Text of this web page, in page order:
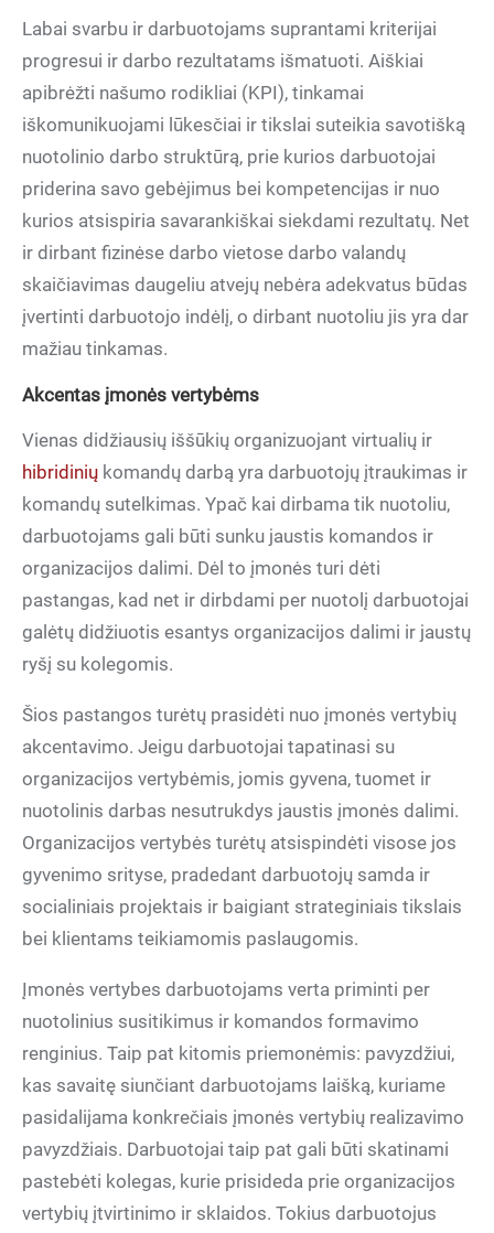
Labai svarbu ir darbuotojams suprantami kriterijai
progresui ir darbo rezultatams išmatuoti. Aiškiai
apibrėžti našumo rodikliai (KPI), tinkamai
iškomunikuojami lūkesčiai ir tikslai suteikia savotišką
nuotolinio darbo struktūrą, prie kurios darbuotojai
priderina savo gebėjimus bei kompetencijas ir nuo
kurios atsispiria savarankiškai siekdami rezultatų. Net
ir dirbant fizinėse darbo vietose darbo valandų
skaičiavimas daugeliu atvejų nebėra adekvatus būdas
įvertinti darbuotojo indėlį, o dirbant nuotoliu jis yra dar
mažiau tinkamas.
Akcentas įmonės vertybėms
Vienas didžiausių iššūkių organizuojant virtualių ir
hibridinių komandų darbą yra darbuotojų įtraukimas ir
komandų sutelkimas. Ypač kai dirbama tik nuotoliu,
darbuotojams gali būti sunku jaustis komandos ir
organizacijos dalimi. Dėl to įmonės turi dėti
pastangas, kad net ir dirbdami per nuotolį darbuotojai
galėtų didžiuotis esantys organizacijos dalimi ir jaustų
ryšį su kolegomis.
Šios pastangos turėtų prasidėti nuo įmonės vertybių
akcentavimo. Jeigu darbuotojai tapatinasi su
organizacijos vertybėmis, jomis gyvena, tuomet ir
nuotolinis darbas nesutrukdys jaustis įmonės dalimi.
Organizacijos vertybės turėtų atsispindėti visose jos
gyvenimo srityse, pradedant darbuotojų samda ir
socialiniais projektais ir baigiant strateginiais tikslais
bei klientams teikiamomis paslaugomis.
Įmonės vertybes darbuotojams verta priminti per
nuotolinius susitikimus ir komandos formavimo
renginius. Taip pat kitomis priemonėmis: pavyzdžiui,
kas savaitę siunčiant darbuotojams laišką, kuriame
pasidalijama konkrečiais įmonės vertybių realizavimo
pavyzdžiais. Darbuotojai taip pat gali būti skatinami
pastebėti kolegas, kurie prisideda prie organizacijos
vertybių įtvirtinimo ir sklaidos. Tokius darbuotojus